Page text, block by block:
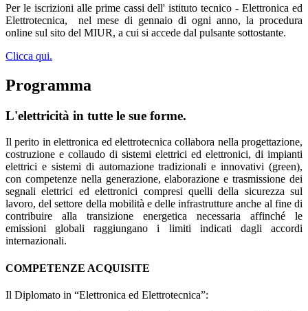
Per le iscrizioni alle prime cassi dell' istituto tecnico - Elettronica ed
Elettrotecnica,
nel mese di gennaio di ogni anno, la procedura
online sul sito del MIUR, a cui si accede dal pulsante sottostante.
Clicca qui.
Programma
L'elettricità in tutte le sue forme.
Il perito in elettronica ed elettrotecnica collabora nella progettazione,
costruzione e collaudo di sistemi elettrici ed elettronici, di impianti
elettrici e sistemi di automazione tradizionali e innovativi (green),
con competenze nella generazione, elaborazione e trasmissione dei
segnali elettrici ed elettronici compresi quelli della sicurezza sul
lavoro, del settore della mobilità e delle infrastrutture anche al fine di
contribuire alla transizione energetica necessaria affinché le
emissioni globali raggiungano i limiti indicati dagli accordi
internazionali.
COMPETENZE ACQUISITE
Il Diplomato in “Elettronica ed Elettrotecnica”: